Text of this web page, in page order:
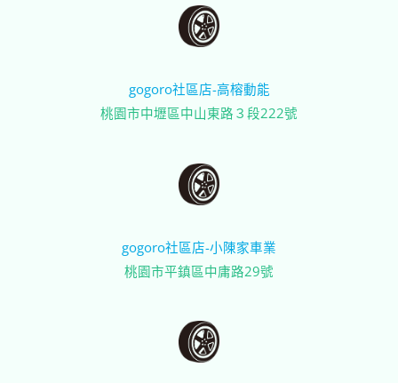
gogoro社區店-高榕動能
桃園市中壢區中山東路３段222號
gogoro社區店-小陳家車業
桃園市平鎮區中庸路29號